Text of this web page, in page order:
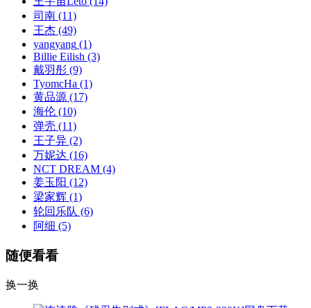
司南 (11)
王杰 (49)
yangyang (1)
Billie Eilish (3)
戴羽彤 (9)
TyomcHa (1)
黄品源 (17)
海伦 (10)
弹壳 (11)
王子异 (2)
万妮达 (16)
NCT DREAM (4)
姜玉阳 (12)
梁家辉 (1)
轮回乐队 (6)
阿细 (5)
随便看看
换一换